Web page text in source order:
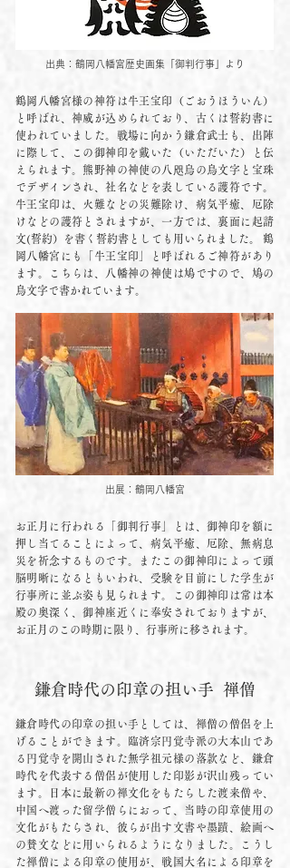
出典：鶴岡八幡宮歴史画集​「御判行事」より
鶴岡八幡宮様の神符は牛王宝印（ごおうほういん）
と呼ばれ、神威が込められており、古くは誓約書に
使われていました。戦場に向かう鎌倉武士も、出陣
に際して、この御神印を戴いた（いただいた）と伝
えられます。熊野神の神使の八咫烏の鳥文字と宝珠
でデザインされ、社名などを表している護符です。
牛王宝印は、火難などの災難除け、病気平癒、厄除
けなどの護符とされますが、一方では、裏面に起請
文(誓約）を書く誓約書としても用いられました。 鶴
岡八幡宮にも「牛王宝印」と呼ばれるご神符があり
ます。こちらは、八幡神の神使は鳩ですので、鳩の
鳥文字で書かれています。
出展：鶴岡八幡宮
お正月に行われる「御判行事」とは、御神印を額に
押し当てることによって、病気平癒、厄除、無病息
災を祈念するものです。またこの御神印によって頭
脳明晰になるともいわれ、受験を目前にした学生が
行事所に並ぶ姿も見られます。この御神印は常は本
殿の奥深く、御神座近くに奉安されておりますが、
お正月のこの時期に限り、行事所に移されます。
鎌倉時代の印章の担い手 禅僧
鎌倉時代の印章の担い手としては、禅僧の僧侶を上
げることができます。臨済宗円覚寺派の大本山であ
る円覚寺を開山された無学祖元様の落款など、鎌倉
時代を代表する僧侶が使用した印影が沢山残ってい
ます。日本に最新の禅文化をもたらした渡来僧や、
中国へ渡った留学僧らにおって、当時の印章使用の
文化がもたらされ、彼らが出す文書や墨蹟、絵画へ
の賛文などに用いられるようになりました。こうし
た禅僧による印章の使用が、戦国大名による印章を